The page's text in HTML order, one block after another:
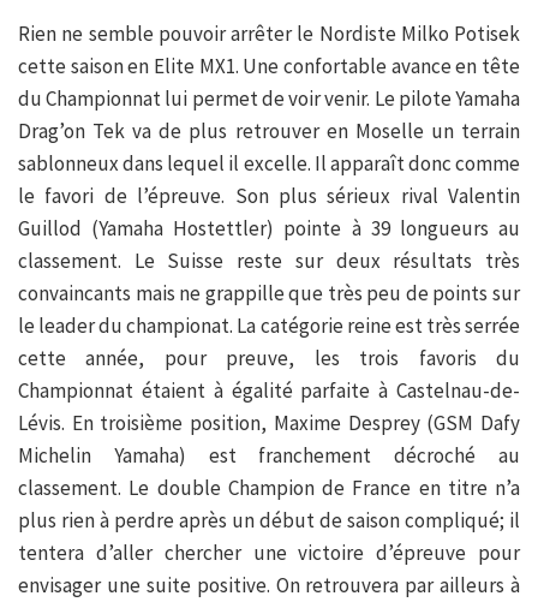
Rien ne semble pouvoir arrêter le Nordiste Milko Potisek
cette saison en Elite MX1. Une confortable avance en tête
du Championnat lui permet de voir venir. Le pilote Yamaha
Drag’on Tek va de plus retrouver en Moselle un terrain
sablonneux dans lequel il excelle. Il apparaît donc comme
le favori de l’épreuve. Son plus sérieux rival Valentin
Guillod (Yamaha Hostettler) pointe à 39 longueurs au
classement. Le Suisse reste sur deux résultats très
convaincants mais ne grappille que très peu de points sur
le leader du championat. La catégorie reine est très serrée
cette année, pour preuve, les trois favoris du
Championnat étaient à égalité parfaite à Castelnau-de-
Lévis. En troisième position, Maxime Desprey (GSM Dafy
Michelin Yamaha) est franchement décroché au
classement. Le double Champion de France en titre n’a
plus rien à perdre après un début de saison compliqué; il
tentera d’aller chercher une victoire d’épreuve pour
envisager une suite positive. On retrouvera par ailleurs à